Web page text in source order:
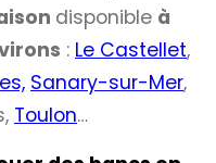
disponible à
: Le Castellet,
Sanary-sur-Mer,
Toulon…